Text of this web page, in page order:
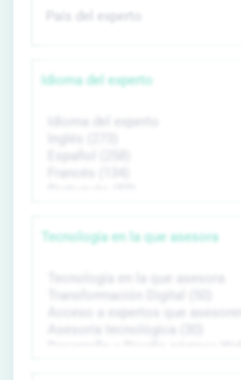
Idioma del experto
Tecnología en la que asesora